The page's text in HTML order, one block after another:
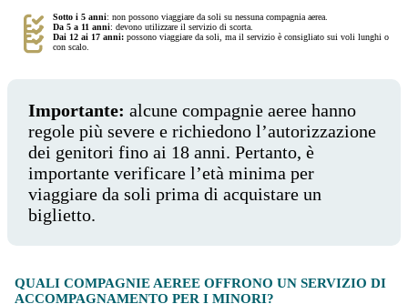
Sotto i 5 anni: non possono viaggiare da soli su nessuna compagnia aerea.
Da 5 a 11 anni: devono utilizzare il servizio di scorta.
Dai 12 ai 17 anni: possono viaggiare da soli, ma il servizio è consigliato sui voli lunghi o
con scalo.
Importante: alcune compagnie aeree hanno
regole più severe e richiedono l’autorizzazione
dei genitori fino ai 18 anni. Pertanto, è
importante verificare l’età minima per
viaggiare da soli prima di acquistare un
biglietto.
QUALI COMPAGNIE AEREE OFFRONO UN SERVIZIO DI
ACCOMPAGNAMENTO PER I MINORI?